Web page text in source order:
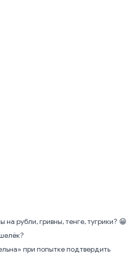
на рубли, гривны, тенге, тугрики? 😁
при попытке подтвердить